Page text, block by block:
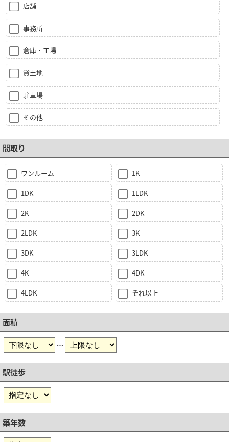
店舗
事務所
倉庫・工場
貸土地
駐車場
その他
間取り
ワンルーム 1K
1DK 1LDK
2K 2DK
2LDK 3K
3DK 3LDK
4K 4DK
4LDK それ以上
面積
～
駅徒歩
築年数